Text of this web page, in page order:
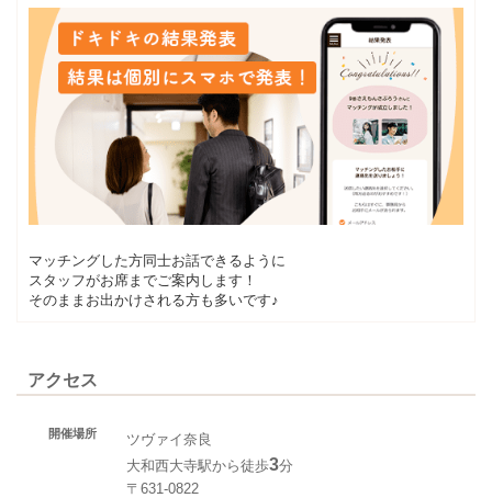
マッチングした方同士お話できるように
スタッフがお席までご案内します！
そのままお出かけされる方も多いです♪
アクセス
開催場所
ツヴァイ奈良
大和西大寺駅から徒歩3分
〒631-0822